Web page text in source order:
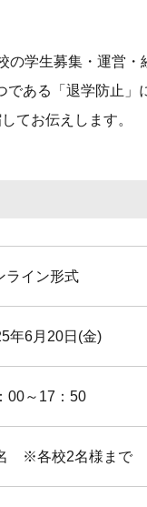
の学生募集・運営・
である「退学防止
てお伝えします。
ライン形式
年6月20日(金)
00～17：50
※各校2名様まで